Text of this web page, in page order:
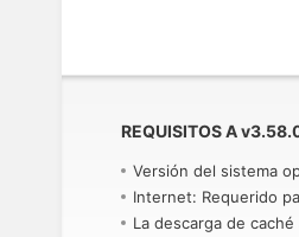
REQUISITOS Av
Versión del sistema
Internet: Requerido
La descarga de